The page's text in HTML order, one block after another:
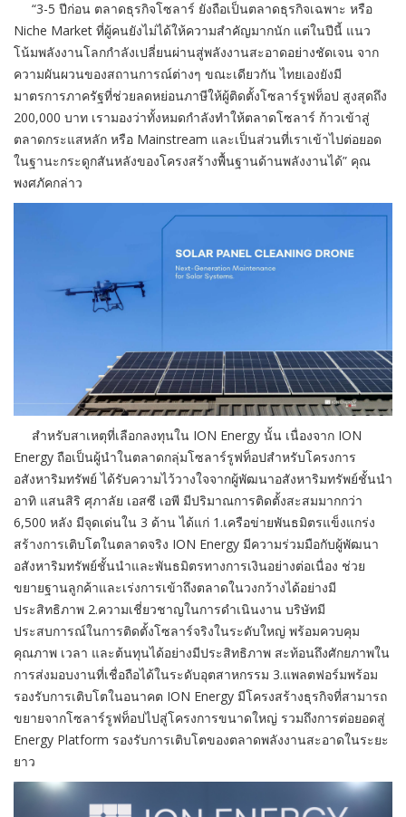
“3-5 ปีก่อน ตลาดธุรกิจโซลาร์ ยังถือเป็นตลาดธุรกิจเฉพาะ หรือ
Niche Market ที่ผู้คนยังไม่ได้ให้ความสำคัญมากนัก แต่ในปีนี้ แนว
โน้มพลังงานโลกกำลังเปลี่ยนผ่านสู่พลังงานสะอาดอย่างชัดเจน จาก
ความผันผวนของสถานการณ์ต่างๆ ขณะเดียวกัน ไทยเองยังมี
มาตรการภาครัฐที่ช่วยลดหย่อนภาษีให้ผู้ติดตั้งโซลาร์รูฟท็อป สูงสุดถึง
200,000 บาท เรามองว่าทั้งหมดกำลังทำให้ตลาดโซลาร์ ก้าวเข้าสู่
ตลาดกระแสหลัก หรือ Mainstream และเป็นส่วนที่เราเข้าไปต่อยอด
ในฐานะกระดูกสันหลังของโครงสร้างพื้นฐานด้านพลังงานได้” คุณ
พงศภัคกล่าว
สำหรับสาเหตุที่เลือกลงทุนใน ION Energy นั้น เนื่องจาก ION
Energy ถือเป็นผู้นำในตลาดกลุ่มโซลาร์รูฟท็อปสำหรับโครงการ
อสังหาริมทรัพย์ ได้รับความไว้วางใจจากผู้พัฒนาอสังหาริมทรัพย์ชั้นนำ
อาทิ แสนสิริ ศุภาลัย เอสซี เอพี มีปริมาณการติดตั้งสะสมมากกว่า
6,500 หลัง มีจุดเด่นใน 3 ด้าน ได้แก่ 1.เครือข่ายพันธมิตรแข็งแกร่ง
สร้างการเติบโตในตลาดจริง ION Energy มีความร่วมมือกับผู้พัฒนา
อสังหาริมทรัพย์ชั้นนำและพันธมิตรทางการเงินอย่างต่อเนื่อง ช่วย
ขยายฐานลูกค้าและเร่งการเข้าถึงตลาดในวงกว้างได้อย่างมี
ประสิทธิภาพ 2.ความเชี่ยวชาญในการดำเนินงาน บริษัทมี
ประสบการณ์ในการติดตั้งโซลาร์จริงในระดับใหญ่ พร้อมควบคุม
คุณภาพ เวลา และต้นทุนได้อย่างมีประสิทธิภาพ สะท้อนถึงศักยภาพใน
การส่งมอบงานที่เชื่อถือได้ในระดับอุตสาหกรรม 3.แพลตฟอร์มพร้อม
รองรับการเติบโตในอนาคต ION Energy มีโครงสร้างธุรกิจที่สามารถ
ขยายจากโซลาร์รูฟท็อปไปสู่โครงการขนาดใหญ่ รวมถึงการต่อยอดสู่
Energy Platform รองรับการเติบโตของตลาดพลังงานสะอาดในระยะ
ยาว